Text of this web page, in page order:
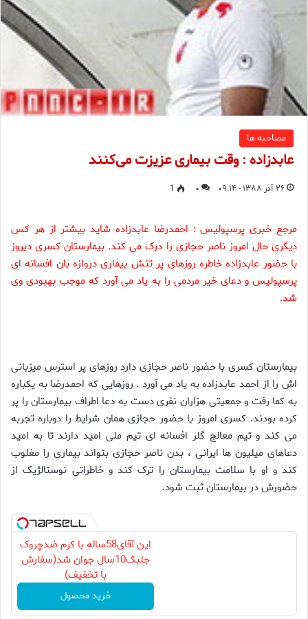
مصاحبه ها
عابدزاده : وقت بیماری عزیزت می‌‌‌‌‌‌‌‌‌کنند
۲۶ آذر ۱۳۸۸ - ۰۹:۱۴ ۰ 1
مرجع خبری پرسپولیس : احمدرضا عابدزاده شاید بیشتر از هر کس
دیگری حال امروز ناصر حجازی را درک می کند. بیمارستان کسری دیروز
با حضور عابدزاده خاطره روزهای پر تنش بیماری دروازه بان افسانه ای
پرسپولیس و دعای خیر مردمی را به یاد می آورد که موجب بهبودی وی
شد.
بیمارستان کسری با حضور ناصر حجازی دارد روزهای پر استرس میزبانی
اش را از احمد عابدزاده به یاد می آورد . روزهایی که احمدرضا به یکباره
به کما رفت و جمعیتی هزاران نفری دست به دعا اطراف بیمارستان را پر
کرده بودند. کسری امروز با حضور حجازی همان شرایط را دوباره تجربه
می کند و تیم معالج گلر افسانه ای تیم ملی امید دارند تا به امید
دعاهای میلیون ها ایرانی ، بدن ناصر حجازی بتواند بیماری را مغلوب
کند و او با سلامت بیمارستان را ترک کند و خاطراتی نوستالژیک از
حضورش در بیمارستان ثبت شود.
این آقای58ساله با کرم ضدچروک
جلبک10سال جوان شد(سفارش
با تخفیف)
خرید محصول